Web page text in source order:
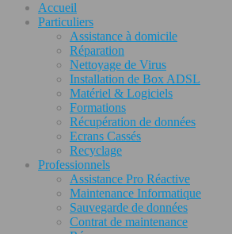
Accueil
Particuliers
Assistance à domicile
Réparation
Nettoyage de Virus
Installation de Box ADSL
Matériel & Logiciels
Formations
Récupération de données
Ecrans Cassés
Recyclage
Professionnels
Assistance Pro Réactive
Maintenance Informatique
Sauvegarde de données
Contrat de maintenance